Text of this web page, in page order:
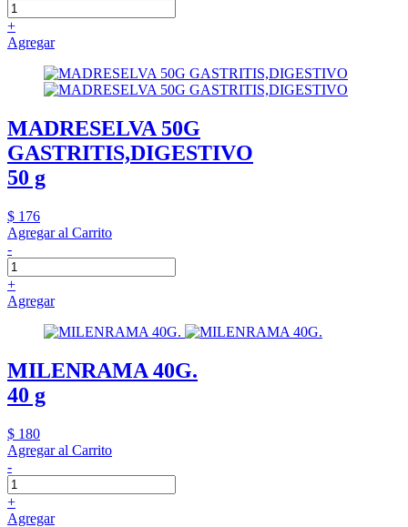
+
Agregar
MADRESELVA 50G
GASTRITIS,DIGESTIVO
50 g
$ 176
Agregar al Carrito
-
+
Agregar
MILENRAMA 40G.
40 g
$ 180
Agregar al Carrito
-
+
Agregar